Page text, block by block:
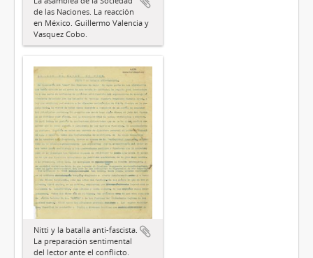
de las Naciones. La reacción
en México. Guillermo Valencia y
Vasquez Cobo.
Nitti y la batalla anti-fascista.
La preparación sentimental
del lector ante el conflicto.